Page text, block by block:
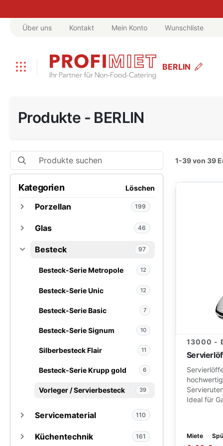
Über uns Kontakt Mein Konto Wunschliste
BERLIN
Produkte - BERLIN
Kategorien Löschen
Porzellan 199
Porzellan-Serie Fine Dining 22
Porzellan-Serie Options 6
Porzellan-Serie Grace 15
Porzellan-Serie Dune 12
Porzellan-Serie Contour 10
Porzellan-Serie Alhambra 5
Porzellan-Serie RAK 5
Bowls & Cocktailgeschirr 37
Porzellan-Serie KPM -
24
Porzellan-Serie KPM -
23
Glas 46
Glas-Serie Pure 5
Glas-Serie Vina 6
Bargläser 20
Biergläser 5
Dessertgläser / Weckgläser 10
Besteck 97
Besteck-Serie Metropole 12
Besteck-Serie Unic 12
Besteck-Serie Basic 7
Besteck-Serie Signum 10
Silberbesteck Flair 11
Besteck-Serie Krupp gold 6
Vorleger / Servierbesteck 39
Servicematerial 110
Hussen / Tischwäsche 22
Küchentechnik 161
1-39 von 39
13000 -
Ideal für
Miete